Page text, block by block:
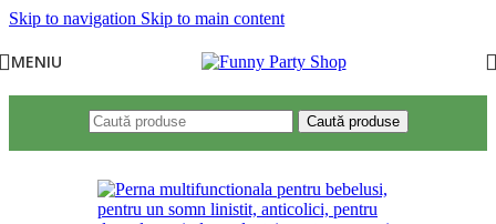
Skip to navigation Skip to main content
MENIU
Caută produse